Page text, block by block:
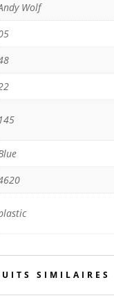
Wolf
145
SIMILAIRES